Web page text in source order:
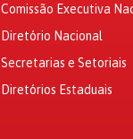
Comissão Executiva
Diretório Nacional
Secretarias e Setoriais
Diretórios Estaduais